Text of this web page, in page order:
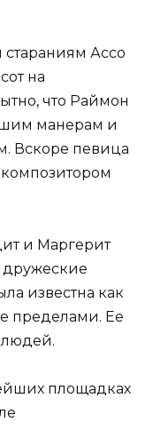
Ассо
на
что Раймон
манерам и
Вскоре певица
композитором
и Маргерит
дружеские
известна как
пределами. Ее
площадках